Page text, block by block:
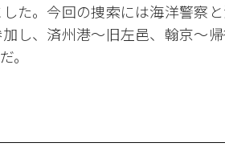
た。今回の捜索には海洋警察
し、済州港～旧左邑、翰京～
。